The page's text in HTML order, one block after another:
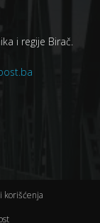
i regije Birač.
korišćenja